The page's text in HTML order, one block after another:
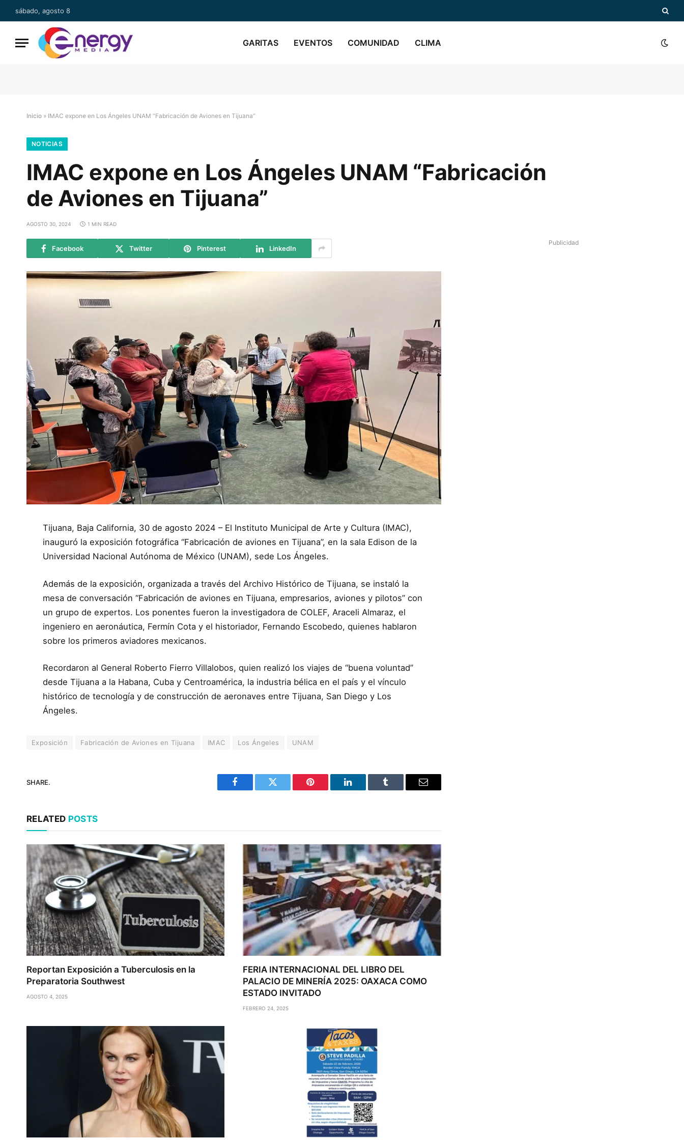
sábado, agosto 8
GARITAS EVENTOS COMUNIDAD CLIMA
Inicio » IMAC expone en Los Ángeles UNAM “Fabricación de Aviones en Tijuana”
NOTICIAS
IMAC expone en Los Ángeles UNAM “Fabricación
de Aviones en Tijuana”
AGOSTO 30, 2024 1 MIN READ
Facebook Twitter Pinterest LinkedIn
Tijuana, Baja California, 30 de agosto 2024 – El Instituto Municipal de Arte y Cultura (IMAC),
inauguró la exposición fotográfica “Fabricación de aviones en Tijuana”, en la sala Edison de la
Universidad Nacional Autónoma de México (UNAM), sede Los Ángeles.
Además de la exposición, organizada a través del Archivo Histórico de Tijuana, se instaló la
mesa de conversación “Fabricación de aviones en Tijuana, empresarios, aviones y pilotos” con
un grupo de expertos. Los ponentes fueron la investigadora de COLEF, Araceli Almaraz, el
ingeniero en aeronáutica, Fermín Cota y el historiador, Fernando Escobedo, quienes hablaron
sobre los primeros aviadores mexicanos.
Recordaron al General Roberto Fierro Villalobos, quien realizó los viajes de “buena voluntad”
desde Tijuana a la Habana, Cuba y Centroamérica, la industria bélica en el país y el vínculo
histórico de tecnología y de construcción de aeronaves entre Tijuana, San Diego y Los
Ángeles.
Exposición Fabricación de Aviones en Tijuana IMAC Los Ángeles UNAM
SHARE.
Facebook Twitter Pinterest LinkedIn Tumblr Email
RELATED POSTS
Reportan Exposición a Tuberculosis en la
Preparatoria Southwest
AGOSTO 4, 2025
FERIA INTERNACIONAL DEL LIBRO DEL
PALACIO DE MINERÍA 2025: OAXACA COMO
ESTADO INVITADO
FEBRERO 24, 2025
Publicidad